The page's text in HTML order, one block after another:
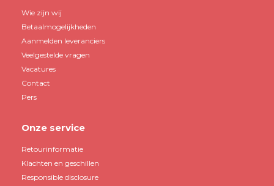
Wie zijn wij
Betaalmogelijkheden
Aanmelden leveranciers
Veelgestelde vragen
Vacatures
Contact
Pers
Onze service
Retourinformatie
Klachten en geschillen
Responsible disclosure